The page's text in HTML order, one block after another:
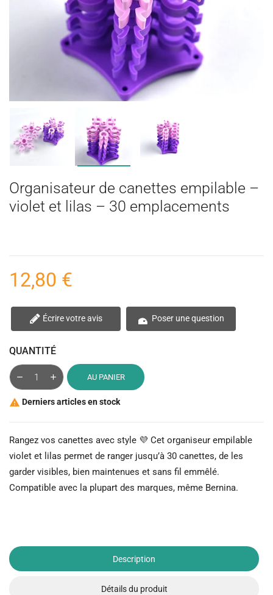
Organisateur de canettes empilable –
violet et lilas – 30 emplacements
12,80 €
Écrire votre avis Poser une question
QUANTITÉ
AU PANIER
 Derniers articles en stock
Rangez vos canettes avec style 💜 Cet organiseur empilable
violet et lilas permet de ranger jusqu’à 30 canettes, de les
garder visibles, bien maintenues et sans fil emmêlé.
Compatible avec la plupart des marques, même Bernina.
Description
Détails du produit